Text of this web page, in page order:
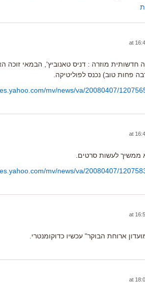
חדשותית מוזרה : דניס טאנוביץ', הבמאי
פחות טוב) נכנס לפוליטיקה.
mv/news/va/20080407/
ממשיך לעשות סרטים.
mv/news/va/20080407/
ארוחת הבוקר" עכשיו כדוקומנטרי.